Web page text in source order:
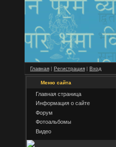
Главная | Регистрация | Вход
Меню сайта
Главная страница
Информация о сайте
Форум
Фотоальбомы
Видео